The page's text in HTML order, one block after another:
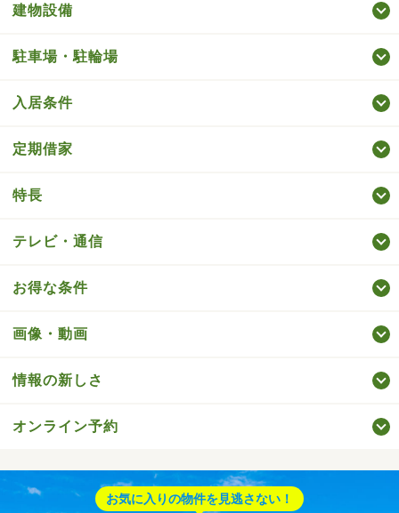
建物設備
駐車場・駐輪場
入居条件
定期借家
特長
テレビ・通信
お得な条件
画像・動画
情報の新しさ
オンライン予約
お気に入りの物件を見逃さない！